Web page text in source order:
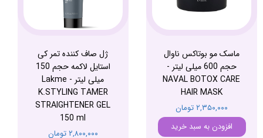
ماسک مو بوتاکس ناوال
حجم 600 میلی لیتر -
NAVAL BOTOX CARE
HAIR MASK
۲,۳۵۰,۰۰۰ تومان
افزودن به سبد خرید
ژل صاف کننده تمر کی
استایل لاکمه حجم 150
میلی لیتر - Lakme
K.STYLING TAMER
STRAIGHTENER GEL
150 ml
۲,۸۰۰,۰۰۰ تومان